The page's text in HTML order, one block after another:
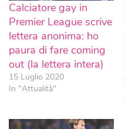
Calciatore gay in
Premier League scrive
lettera anonima: ho
paura di fare coming
out (la lettera intera)
15 Luglio 2020
In "Attualità"